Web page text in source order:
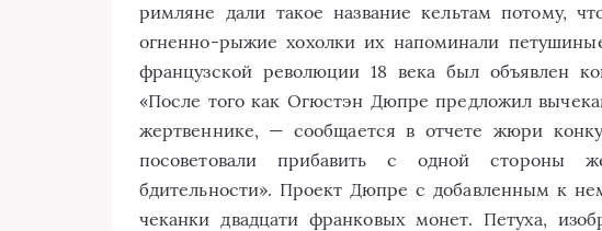
римляне дали такое название кельтам потому,
огненно-рыжие хохолки их напоминали
французской революции 18 века был объявлен
«После того как Огюстэн Дюпре предложил
жертвеннике, — сообщается в отчете жюри
посоветовали прибавить с одной стороны
бдительности». Проект Дюпре с добавленным к
чеканки двадцати франковых монет. Петуха,